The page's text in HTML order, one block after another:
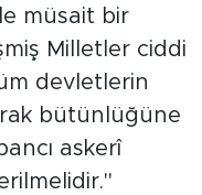
müsait bir
Milletler ciddi
devletlerin
bütünlüğüne
askerî